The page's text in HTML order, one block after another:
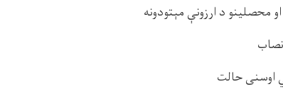
محصلینو د ارزونې مېتودونه
اوسنی حالت